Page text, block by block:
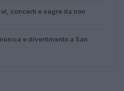
concerti e sagre da non
e divertimento a San